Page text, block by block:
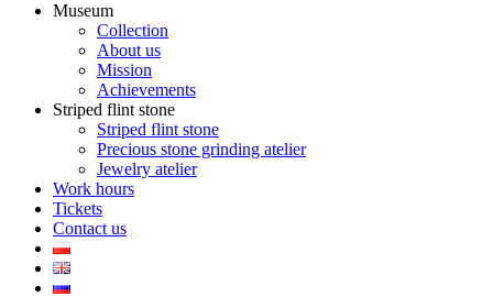
Museum
Collection
About us
Mission
Achievements
Striped flint stone
Striped flint stone
Precious stone grinding atelier
Jewelry atelier
Work hours
Tickets
Contact us